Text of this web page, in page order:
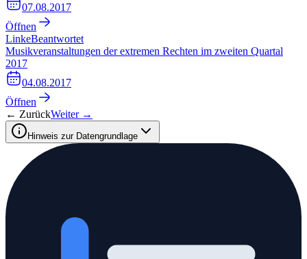
07.08.2017
Öffnen
LinkeBeantwortet
Musikveranstaltungen der extremen Rechten im zweiten Quartal
2017
04.08.2017
Öffnen
← ZurückWeiter →
Hinweis zur Datengrundlage